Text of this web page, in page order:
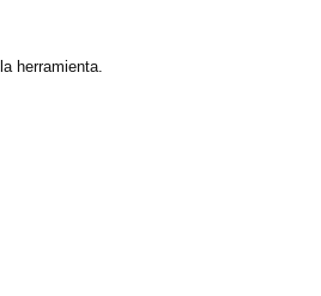
herramienta.